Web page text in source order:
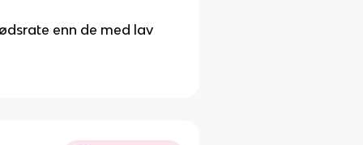
enn de med lav